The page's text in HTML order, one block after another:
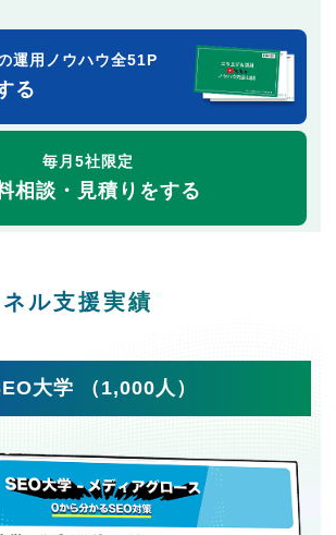
運用ノウハウ全51P
る
毎月5社限定
相談・見積りをする
ル支援実績
大学 （1,000人）